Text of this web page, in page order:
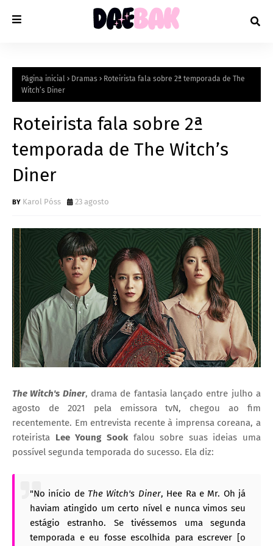
Página inicial Dramas
Roteirista fala sobre 2ª temporada de The
Witch’s Diner
Roteirista fala sobre 2ª
temporada de The Witch’s
Diner
Karol Póss 23 agosto
The Witch's Diner, drama de fantasia lançado entre julho a
agosto de 2021 pela emissora tvN, chegou ao fim
recentemente. Em entrevista recente à imprensa coreana, a
roteirista Lee Young Sookfalou sobre suas ideias uma
possível segunda temporada do sucesso. Ela diz:
"No início de The Witch's Diner, Hee Ra e Mr. Oh já
haviam atingido um certo nível e nunca vimos seu
estágio estranho. Se tivéssemos uma segunda
temporada e eu fosse escolhida para escrever [o